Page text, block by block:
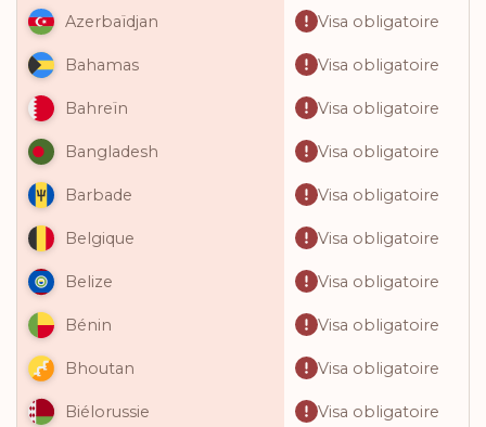
Azerbaïdjan Visa obligatoire
Bahamas Visa obligatoire
Bahreïn Visa obligatoire
Bangladesh Visa obligatoire
Barbade Visa obligatoire
Belgique Visa obligatoire
Belize Visa obligatoire
Bénin Visa obligatoire
Bhoutan Visa obligatoire
Biélorussie Visa obligatoire